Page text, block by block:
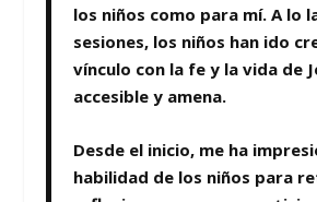
los niños como para mí. A lo
sesiones, los niños han ido
vínculo con la fe y la vida de
accesible y amena.
Desde el inicio, me ha
habilidad de los niños para